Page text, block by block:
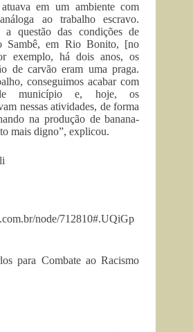
em um ambiente com
ao trabalho escravo.
questão das condições de
Sambê, em Rio Bonito, [no
exemplo, há dois anos, os
de carvão eram uma praga.
conseguimos acabar com
município e, hoje, os
nessas atividades, de forma
na produção de banana-
mais digno”, explicou.
node/712810#.UQiGp
para Combate ao Racismo